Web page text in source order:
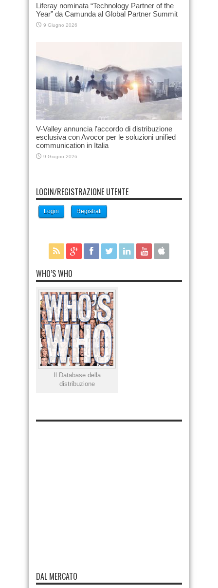
Liferay nominata “Technology Partner of the
Year” da Camunda al Global Partner Summit
9 Giugno 2026
V-Valley annuncia l’accordo di distribuzione
esclusiva con Avocor per le soluzioni unified
communication in Italia
9 Giugno 2026
LOGIN/REGISTRAZIONE UTENTE
Login Registrati
WHO’S WHO
Il Database della
distribuzione
DAL MERCATO